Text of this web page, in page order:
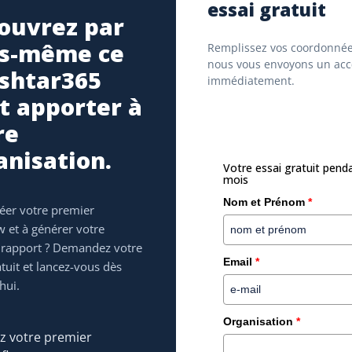
la gestion
d’Ishtar365
plus
MAN Truck & Bus choisit
Ishtar365 pour leur extranet.
En savoir plus
d'entreprise
par
même ce
apporter à
votre premier
et à générer votre
? Demandez votre
et lancez-vous dès
votre premier
essai gratuit
Remplissez vos
nous vous envoyons un
immédiatement.
Votre essai gratuit
mois
Nom et Prénom *
Email *
Organisation *